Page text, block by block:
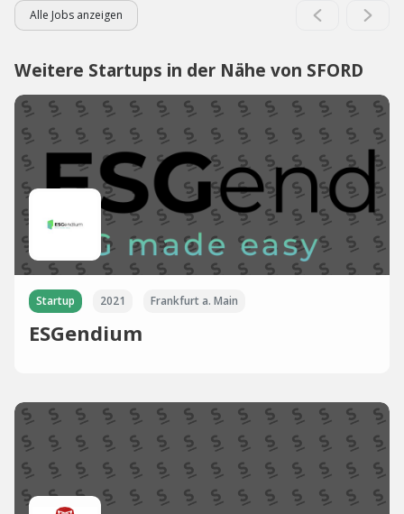
Alle Jobs anzeigen
Weitere Startups in der Nähe von SFORD
Startup 2021 Frankfurt a. Main
ESGendium